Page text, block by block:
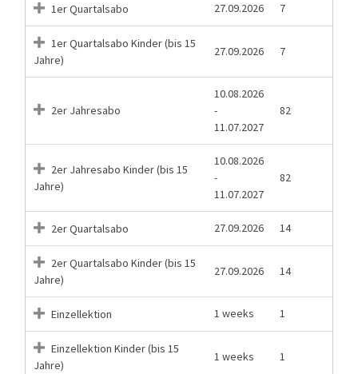
1er Quartalsabo 27.09.2026 7
1er Quartalsabo Kinder (bis 15
Jahre)
27.09.2026 7
2er Jahresabo
10.08.2026
-
11.07.2027
82
2er Jahresabo Kinder (bis 15
Jahre)
10.08.2026
-
11.07.2027
82
2er Quartalsabo 27.09.2026 14
2er Quartalsabo Kinder (bis 15
Jahre)
27.09.2026 14
Einzellektion 1 weeks 1
Einzellektion Kinder (bis 15
Jahre)
1 weeks 1